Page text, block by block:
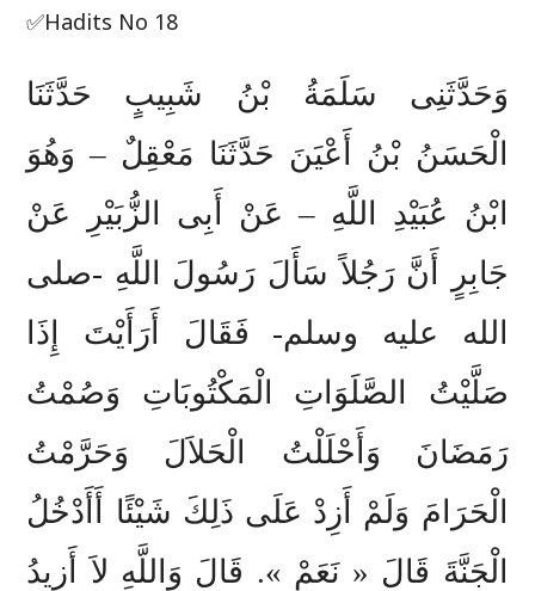
✅Hadits No 18
وَحَدَّثَنِى سَلَمَةُ بْنُ شَبِيبٍ حَدَّثَنَا
الْحَسَنُ بْنُ أَعْيَنَ حَدَّثَنَا مَعْقِلٌ – وَهُوَ
ابْنُ عُبَيْدِ اللَّهِ – عَنْ أَبِى الزُّبَيْرِ عَنْ
جَابِرٍ أَنَّ رَجُلاً سَأَلَ رَسُولَ اللَّهِ -صلى
الله عليه وسلم- فَقَالَ أَرَأَيْتَ إِذَا
صَلَّيْتُ الصَّلَوَاتِ الْمَكْتُوبَاتِ وَصُمْتُ
رَمَضَانَ وَأَحْلَلْتُ الْحَلاَلَ وَحَرَّمْتُ
الْحَرَامَ وَلَمْ أَزِدْ عَلَى ذَلِكَ شَيْئًا أَأَدْخُلُ
الْجَنَّةَ قَالَ « نَعَمْ ». قَالَ وَاللَّهِ لاَ أَزِيدُ